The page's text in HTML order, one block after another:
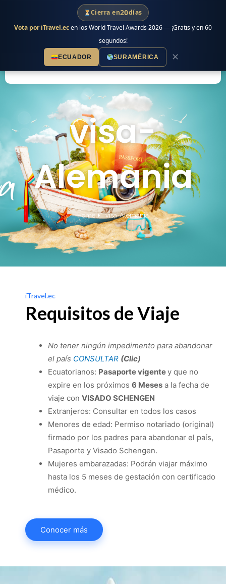
contenido
visa-
Alemania
Home visa-Alemania
iTravel.ec
Requisitos de Viaje
No tener ningún impedimento para abandonar
el país CONSULTAR (Clic)
Ecuatorianos: Pasaporte vigentey que no
expire en los próximos 6 Meses a la fecha de
viaje con VISADO SCHENGEN
Extranjeros: Consultar en todos los casos
Menores de edad: Permiso notariado (original)
firmado por los padres para abandonar el país,
Pasaporte y Visado Schengen.
Mujeres embarazadas: Podrán viajar máximo
hasta los 5 meses de gestación con certificado
médico.
Conocer más
Cierra en20días
Vota por iTravel.ecen los World Travel Awards 2026 — ¡Gratis y en 60
segundos!
ECUADOR SURAMÉRICA ✕